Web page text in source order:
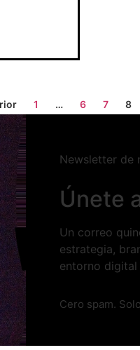
1 … 6 7 8
Newsletter de
Únete
Un correo
estrategia,
entorno
Cero spam.